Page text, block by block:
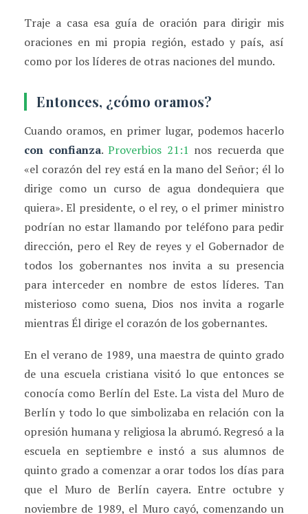
Traje a casa esa guía de oración para dirigir mis
oraciones en mi propia región, estado y país, así
como por los líderes de otras naciones del mundo.
Entonces, ¿cómo oramos?
Cuando oramos, en primer lugar, podemos hacerlo
con confianza. Proverbios 21:1 nos recuerda que
«el corazón del rey está en la mano del Señor; él lo
dirige como un curso de agua dondequiera que
quiera». El presidente, o el rey, o el primer ministro
podrían no estar llamando por teléfono para pedir
dirección, pero el Rey de reyes y el Gobernador de
todos los gobernantes nos invita a su presencia
para interceder en nombre de estos líderes. Tan
misterioso como suena, Dios nos invita a rogarle
mientras Él dirige el corazón de los gobernantes.
En el verano de 1989, una maestra de quinto grado
de una escuela cristiana visitó lo que entonces se
conocía como Berlín del Este. La vista del Muro de
Berlín y todo lo que simbolizaba en relación con la
opresión humana y religiosa la abrumó. Regresó a la
escuela en septiembre e instó a sus alumnos de
quinto grado a comenzar a orar todos los días para
que el Muro de Berlín cayera. Entre octubre y
noviembre de 1989, el Muro cayó, comenzando un